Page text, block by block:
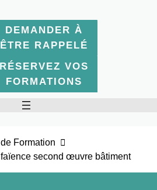
DEMANDER À
ÊTRE RAPPELÉ
RÉSERVEZ VOS
FORMATIONS
Formation
second œuvre bâtiment